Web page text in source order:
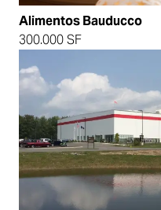
Alimentos Bauducco
300.000 SF